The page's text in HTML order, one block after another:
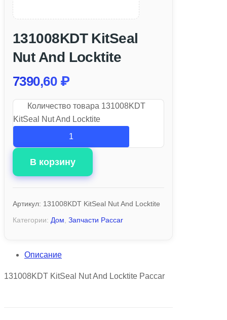
131008KDT KitSeal
Nut And Locktite
7390,60 ₽
Количество товара 131008KDT
KitSeal Nut And Locktite
В корзину
Артикул: 131008KDT KitSeal Nut And Locktite
Категории: Дом Запчасти Paccar
Описание
131008KDT KitSeal Nut And Locktite Paccar